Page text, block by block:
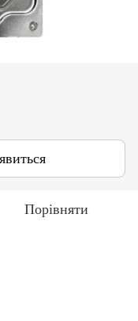
Порівняти